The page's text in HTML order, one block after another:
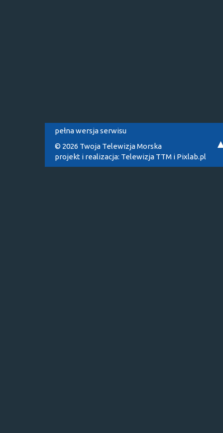
pełna wersja serwisu
© 2026 Twoja Telewizja Morska
projekt i realizacja: Telewizja TTM i Pixlab.pl